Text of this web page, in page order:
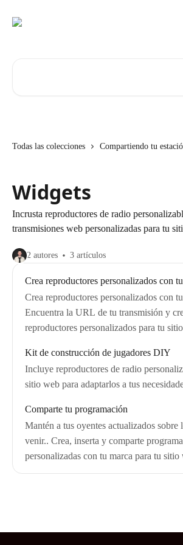
Todas las colecciones Compartiendo tu
Widgets
Incrusta reproductores de radio
transmisiones web personalizadas para tu
2 autores 3 artículos
Crea reproductores personalizados con
Crea reproductores personalizados con
Encuentra la URL de tu transmisión y
reproductores personalizados para tu
Kit de construcción de jugadores DIY
Incluye reproductores de radio
sitio web para adaptarlos a tus
Comparte tu programación
Mantén a tus oyentes actualizados sobre
venir.. Crea, inserta y comparte
personalizadas con tu marca para tu sitio
allá.